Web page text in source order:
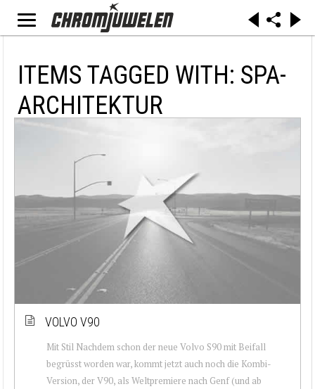
ITEMS TAGGED WITH: SPA-
ARCHITEKTUR
VOLVO V90
Mit Stil Nachdem schon der neue Volvo S90 mit Beifall
begrüsst worden war, kommt jetzt auch noch die Kombi-
Version, der V90, als Weltpremiere nach Genf (und ab